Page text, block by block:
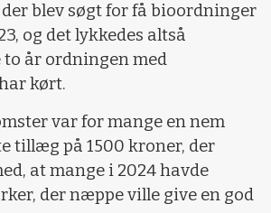
blev søgt for få bioordninger
og det lykkedes altså
år ordningen med
kørt.
var for mange en nem
tillæg på 1500 kroner, der
at mange i 2024 havde
der næppe ville give en god